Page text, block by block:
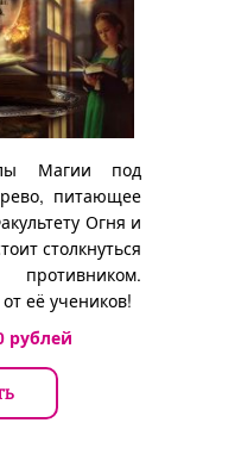
Магии под
питающее
Огня и
столкнуться
её учеников!
рублей